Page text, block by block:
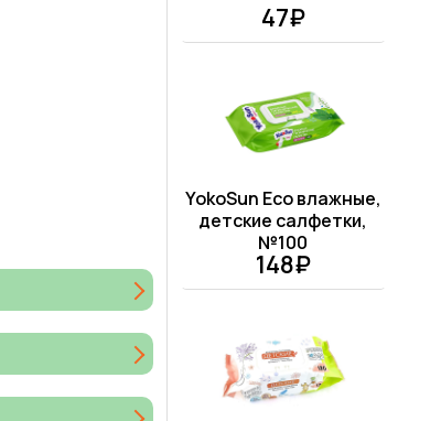
47₽
YokoSun Eco влажные,
детские салфетки,
№100
148₽